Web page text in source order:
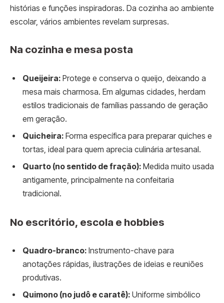
histórias e funções inspiradoras. Da cozinha ao ambiente
escolar, vários ambientes revelam surpresas.
Na cozinha e mesa posta
Queijeira: Protege e conserva o queijo, deixando a
mesa mais charmosa. Em algumas cidades, herdam
estilos tradicionais de famílias passando de geração
em geração.
Quicheira: Forma específica para preparar quiches e
tortas, ideal para quem aprecia culinária artesanal.
Quarto (no sentido de fração): Medida muito usada
antigamente, principalmente na confeitaria
tradicional.
No escritório, escola e hobbies
Quadro-branco: Instrumento-chave para
anotações rápidas, ilustrações de ideias e reuniões
produtivas.
Quimono (no judô e caratê): Uniforme simbólico